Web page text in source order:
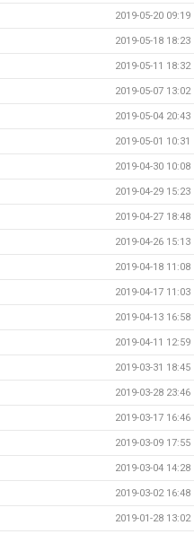
2019-05-20 09:19
2019-05-18 18:23
2019-05-11 18:32
2019-05-07 13:02
2019-05-04 20:43
2019-05-01 10:31
2019-04-30 10:08
2019-04-29 15:23
2019-04-27 18:48
2019-04-26 15:13
2019-04-18 11:08
2019-04-17 11:03
2019-04-13 16:58
2019-04-11 12:59
2019-03-31 18:45
2019-03-28 23:46
2019-03-17 16:46
2019-03-09 17:55
2019-03-04 14:28
2019-03-02 16:48
2019-01-28 13:02